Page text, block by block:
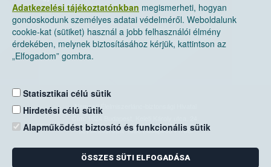
Adatkezelési tájékoztatónkban megismerheti, hogyan
gondoskodunk személyes adatai védelméről. Weboldalunk
cookie-kat (sütiket) használ a jobb felhasználói élmény
érdekében, melynek biztosításához kérjük, kattintson az
„Elfogadom” gombra.
Statisztikai célú sütik
Hirdetési célú sütik
Alapműködést biztosító és funkcionális sütik
ÖSSZES SÜTI ELFOGADÁSA
Nemzeti Élelmiszerlánc-biztonsági Hivatal
Levelezési cím: 1525 Budapest. Pf. 30.
E-mail:ugyfelszolgalat@nebih.gov.hu